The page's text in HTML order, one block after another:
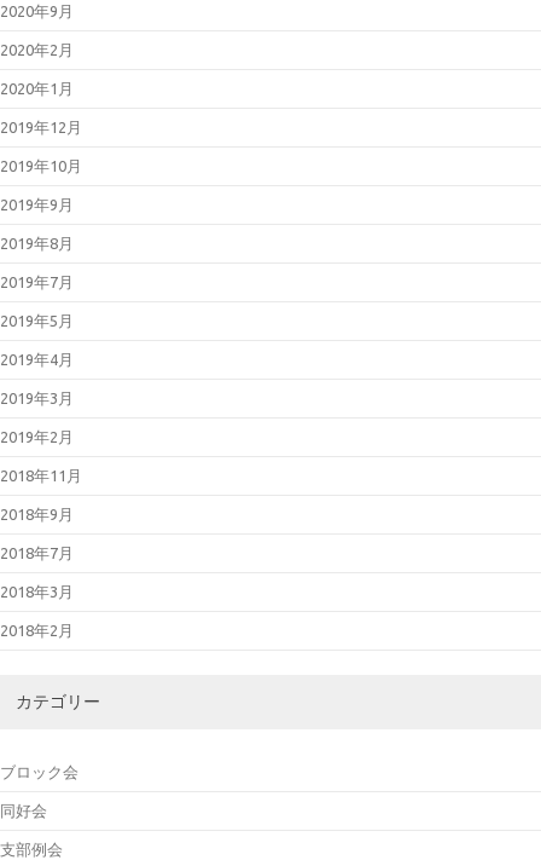
2020年9月
2020年2月
2020年1月
2019年12月
2019年10月
2019年9月
2019年8月
2019年7月
2019年5月
2019年4月
2019年3月
2019年2月
2018年11月
2018年9月
2018年7月
2018年3月
2018年2月
カテゴリー
ブロック会
同好会
支部例会